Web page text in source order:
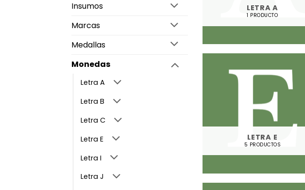
Insumos
Marcas
Medallas
Monedas
Letra A
Letra B
Letra C
Letra E
Letra I
Letra J
LETRA A
1 PRODUCTO
LETRA E
5 PRODUCTOS